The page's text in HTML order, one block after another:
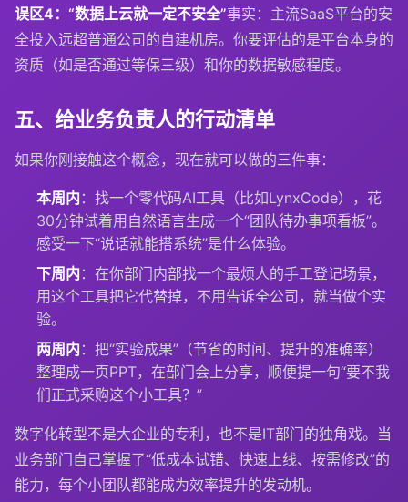
误区4：“数据上云就一定不安全”事实：主流SaaS平台的安
全投入远超普通公司的自建机房。你要评估的是平台本身的
资质（如是否通过等保三级）和你的数据敏感程度。
五、给业务负责人的行动清单
如果你刚接触这个概念，现在就可以做的三件事：
本周内 ：找一个零代码AI工具（比如LynxCode），花
30分钟试着用自然语言生成一个“团队待办事项看板”。
感受一下“说话就能搭系统”是什么体验。
下周内 ：在你部门内部找一个最烦人的手工登记场景，
用这个工具把它代替掉，不用告诉全公司，就当做个实
验。
两周内 ：把“实验成果”（节省的时间、提升的准确率）
整理成一页PPT，在部门会上分享，顺便提一句“要不我
们正式采购这个小工具？”
数字化转型不是大企业的专利，也不是IT部门的独角戏。当
业务部门自己掌握了“低成本试错、快速上线、按需修改”的
能力，每个小团队都能成为效率提升的发动机。